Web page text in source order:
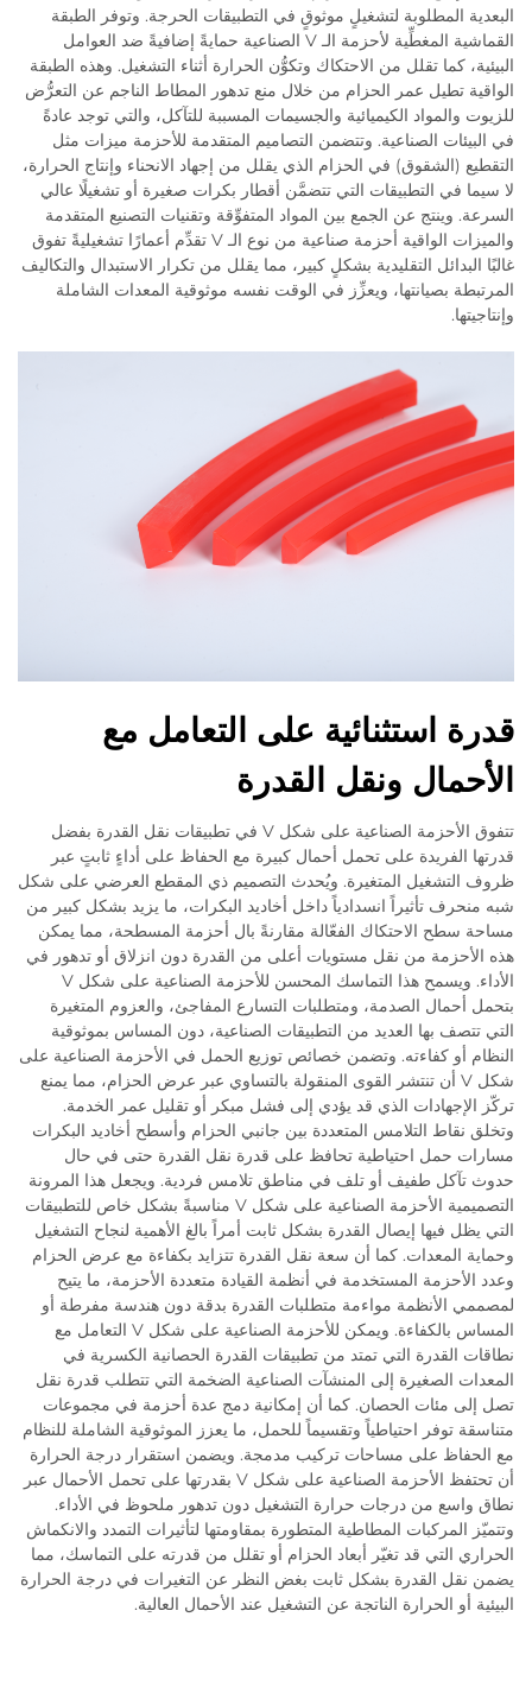
البعدية المطلوبة لتشغيلٍ موثوقٍ في التطبيقات الحرجة. وتوفر الطبقة
القماشية المغطِّية لأحزمة الـ V الصناعية حمايةً إضافيةً ضد العوامل
البيئية، كما تقلل من الاحتكاك وتكوُّن الحرارة أثناء التشغيل. وهذه الطبقة
الواقية تطيل عمر الحزام من خلال منع تدهور المطاط الناجم عن التعرُّض
للزيوت والمواد الكيميائية والجسيمات المسببة للتآكل، والتي توجد عادةً
في البيئات الصناعية. وتتضمن التصاميم المتقدمة للأحزمة ميزات مثل
التقطيع (الشقوق) في الحزام الذي يقلل من إجهاد الانحناء وإنتاج الحرارة،
لا سيما في التطبيقات التي تتضمَّن أقطار بكرات صغيرة أو تشغيلًا عالي
السرعة. وينتج عن الجمع بين المواد المتفوِّقة وتقنيات التصنيع المتقدمة
والميزات الواقية أحزمة صناعية من نوع الـ V تقدِّم أعمارًا تشغيليةً تفوق
غالبًا البدائل التقليدية بشكلٍ كبير، مما يقلل من تكرار الاستبدال والتكاليف
المرتبطة بصيانتها، ويعزِّز في الوقت نفسه موثوقية المعدات الشاملة
وإنتاجيتها.
قدرة استثنائية على التعامل مع
الأحمال ونقل القدرة
تتفوق الأحزمة الصناعية على شكل V في تطبيقات نقل القدرة بفضل
قدرتها الفريدة على تحمل أحمال كبيرة مع الحفاظ على أداءٍ ثابتٍ عبر
ظروف التشغيل المتغيرة. ويُحدث التصميم ذي المقطع العرضي على شكل
شبه منحرف تأثيراً انسدادياً داخل أخاديد البكرات، ما يزيد بشكل كبير من
مساحة سطح الاحتكاك الفعّالة مقارنةً بال أحزمة المسطحة، مما يمكن
هذه الأحزمة من نقل مستويات أعلى من القدرة دون انزلاق أو تدهور في
الأداء. ويسمح هذا التماسك المحسن للأحزمة الصناعية على شكل V
بتحمل أحمال الصدمة، ومتطلبات التسارع المفاجئ، والعزوم المتغيرة
التي تتصف بها العديد من التطبيقات الصناعية، دون المساس بموثوقية
النظام أو كفاءته. وتضمن خصائص توزيع الحمل في الأحزمة الصناعية على
شكل V أن تنتشر القوى المنقولة بالتساوي عبر عرض الحزام، مما يمنع
تركّز الإجهادات الذي قد يؤدي إلى فشل مبكر أو تقليل عمر الخدمة.
وتخلق نقاط التلامس المتعددة بين جانبي الحزام وأسطح أخاديد البكرات
مسارات حمل احتياطية تحافظ على قدرة نقل القدرة حتى في حال
حدوث تآكل طفيف أو تلف في مناطق تلامس فردية. ويجعل هذا المرونة
التصميمية الأحزمة الصناعية على شكل V مناسبةً بشكل خاص للتطبيقات
التي يظل فيها إيصال القدرة بشكل ثابت أمراً بالغ الأهمية لنجاح التشغيل
وحماية المعدات. كما أن سعة نقل القدرة تتزايد بكفاءة مع عرض الحزام
وعدد الأحزمة المستخدمة في أنظمة القيادة متعددة الأحزمة، ما يتيح
لمصممي الأنظمة مواءمة متطلبات القدرة بدقة دون هندسة مفرطة أو
المساس بالكفاءة. ويمكن للأحزمة الصناعية على شكل V التعامل مع
نطاقات القدرة التي تمتد من تطبيقات القدرة الحصانية الكسرية في
المعدات الصغيرة إلى المنشآت الصناعية الضخمة التي تتطلب قدرة نقل
تصل إلى مئات الحصان. كما أن إمكانية دمج عدة أحزمة في مجموعات
متناسقة توفر احتياطياً وتقسيماً للحمل، ما يعزز الموثوقية الشاملة للنظام
مع الحفاظ على مساحات تركيب مدمجة. ويضمن استقرار درجة الحرارة
أن تحتفظ الأحزمة الصناعية على شكل V بقدرتها على تحمل الأحمال عبر
نطاق واسع من درجات حرارة التشغيل دون تدهور ملحوظ في الأداء.
وتتميّز المركبات المطاطية المتطورة بمقاومتها لتأثيرات التمدد والانكماش
الحراري التي قد تغيّر أبعاد الحزام أو تقلل من قدرته على التماسك، مما
يضمن نقل القدرة بشكل ثابت بغض النظر عن التغيرات في درجة الحرارة
البيئية أو الحرارة الناتجة عن التشغيل عند الأحمال العالية.